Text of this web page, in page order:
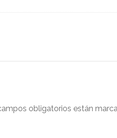
obligatorios están